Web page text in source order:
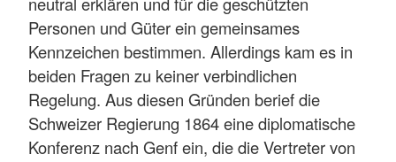
Personen und Güter ein gemeinsames
Kennzeichen bestimmen. Allerdings kam es in
beiden Fragen zu keiner verbindlichen
Regelung. Aus diesen Gründen berief die
Schweizer Regierung 1864 eine diplomatische
Konferenz nach Genf ein, die die Vertreter von